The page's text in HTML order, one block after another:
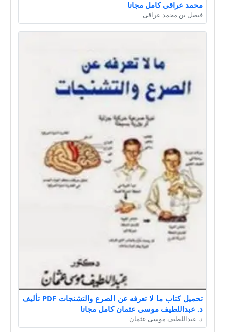
محمد عراقى كامل مجانا
فيصل بن محمد عراقى
تحميل كتاب ما لا تعرفه عن الصرع والتشنجات PDF تأليف
د. عبداللطيف موسى عثمان كامل مجانا
د. عبداللطيف موسى عثمان